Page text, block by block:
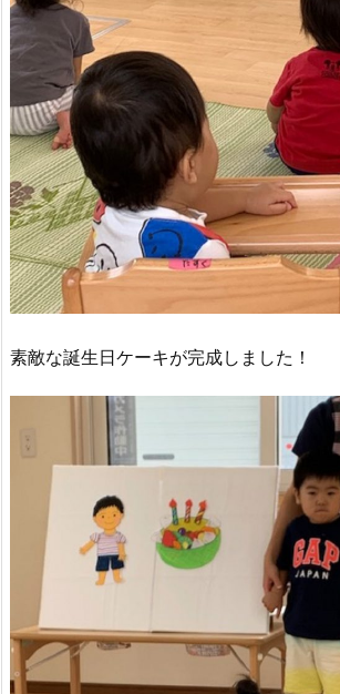
素敵な誕生日ケーキが完成しました！